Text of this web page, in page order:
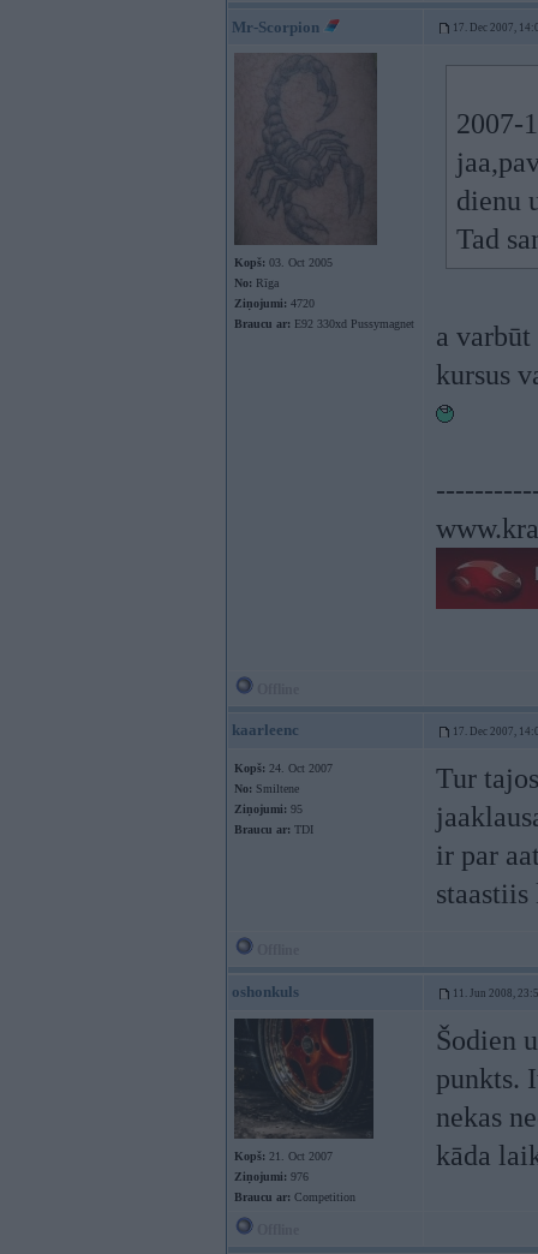
Mr-Scorpion 17. Dec 2007,
Kopš: 03. Oct 2005
No: Rīga
Ziņojumi: 4720
Braucu ar: E92 330xd Pussymagnet
2007-
dienu
Tad
a
kursus
kaarleenc 17. Dec 2007,
Kopš: 24. Oct 2007
No: Smiltene
Ziņojumi: 95
Braucu ar: TDI
Tur
ir par
oshonkuls 11. Jun 2008,
Kopš: 21. Oct 2007
Ziņojumi: 976
Braucu ar: Competition
Šodien
punkts.
nekas
kāda